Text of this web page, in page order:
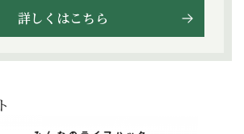
詳しくはこちら